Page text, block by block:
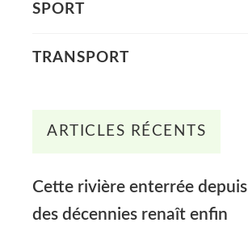
SPORT
TRANSPORT
ARTICLES RÉCENTS
Cette rivière enterrée depuis
des décennies renaît enfin